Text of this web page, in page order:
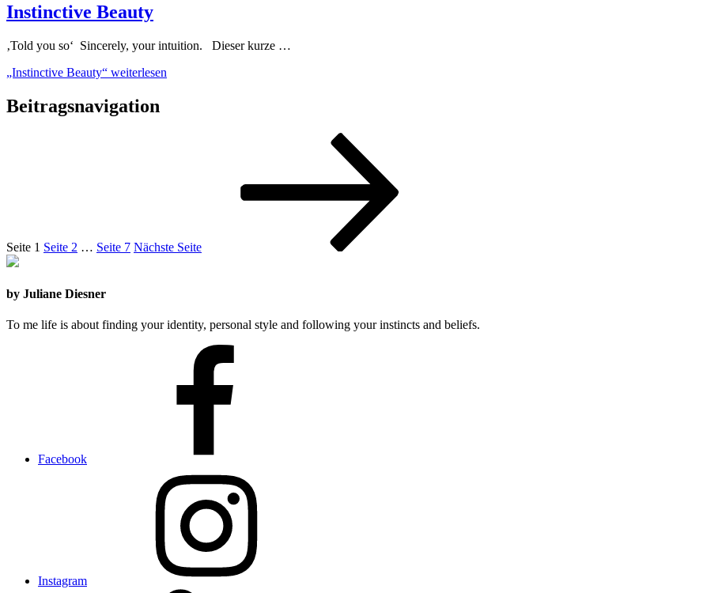
Instinctive Beauty
‚Told you so‘ Sincerely, your intuition. Dieser kurze …
„Instinctive Beauty“ weiterlesen
Beitragsnavigation
Seite 1 Seite 2 … Seite 7 Nächste Seite
by Juliane Diesner
To me life is about finding your identity, personal style and following your instincts and beliefs.
Facebook
Instagram